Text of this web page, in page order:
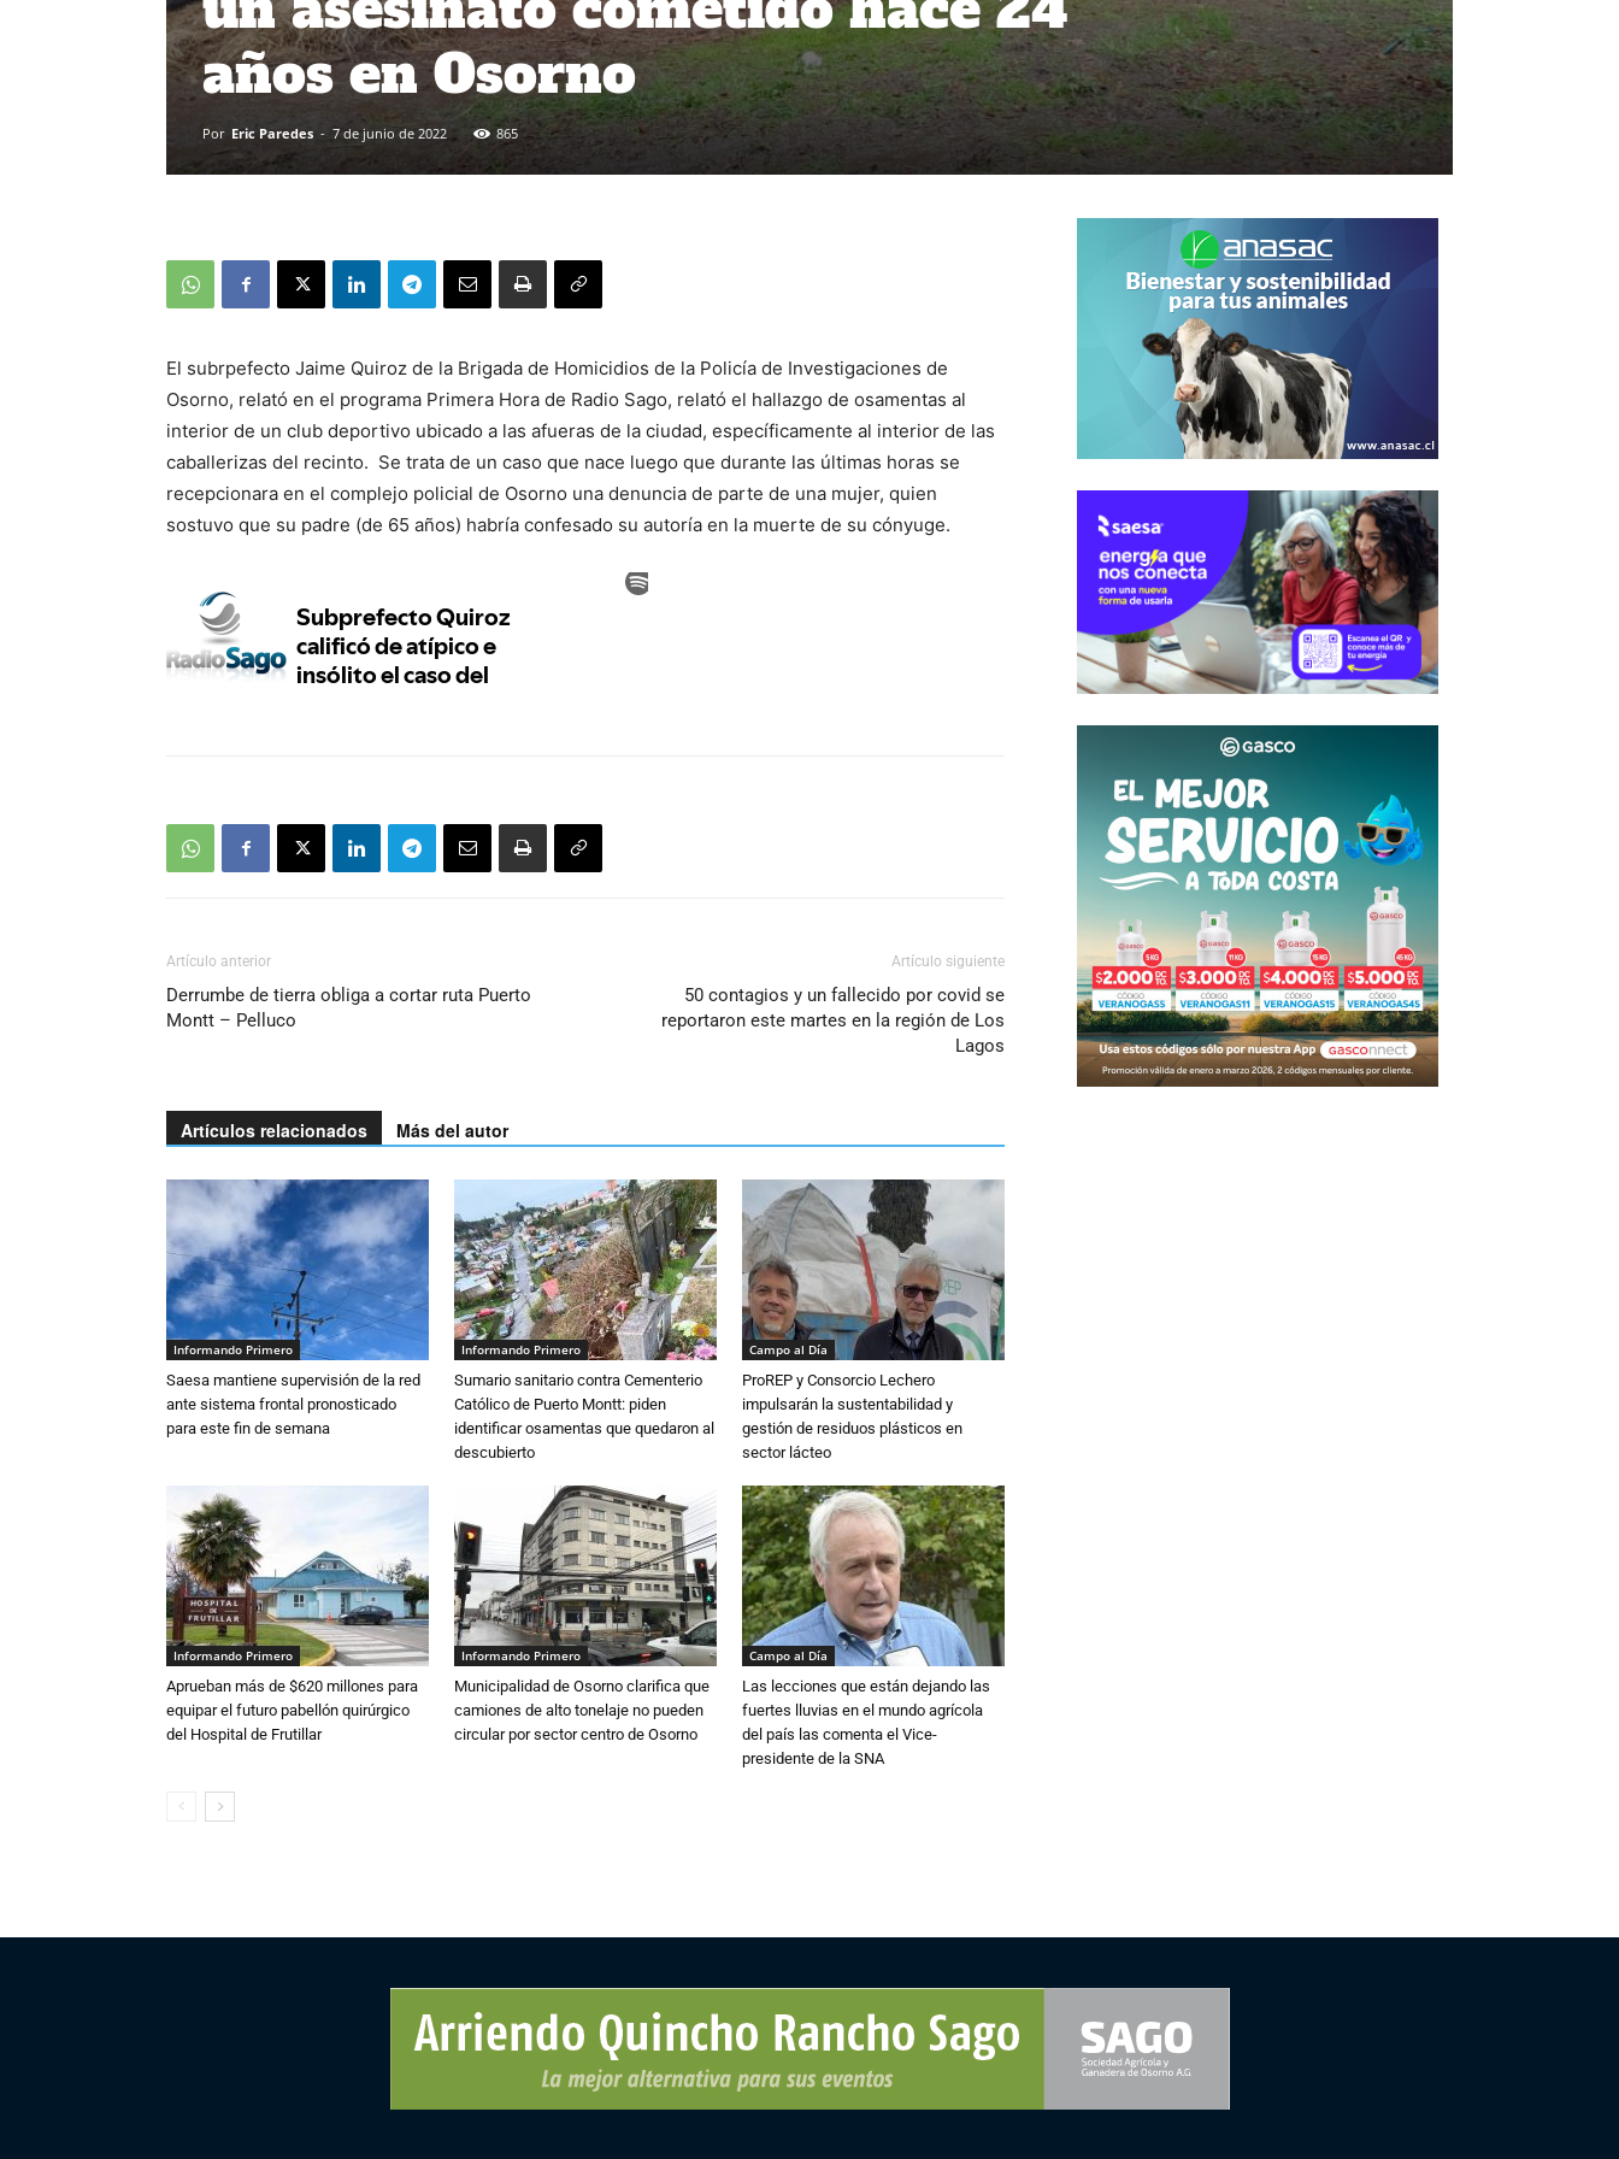
años en Osorno
Por Eric Paredes - 7 de junio de 2022 865
El subrpefecto Jaime Quiroz de la Brigada de Homicidios de la Policía de Investigaciones de
Osorno, relató en el programa Primera Hora de Radio Sago, relató el hallazgo de osamentas al
interior de un club deportivo ubicado a las afueras de la ciudad, específicamente al interior de las
caballerizas del recinto. Se trata de un caso que nace luego que durante las últimas horas se
recepcionara en el complejo policial de Osorno una denuncia de parte de una mujer, quien
sostuvo que su padre (de 65 años) habría confesado su autoría en la muerte de su cónyuge.
Artículo anterior
Derrumbe de tierra obliga a cortar ruta Puerto
Montt – Pelluco
Artículo siguiente
50 contagios y un fallecido por covid se
reportaron este martes en la región de Los
Lagos
Artículos relacionados Más del autor
Informando Primero
Saesa mantiene supervisión de la red
ante sistema frontal pronosticado
para este fin de semana
Informando Primero
Sumario sanitario contra Cementerio
Católico de Puerto Montt: piden
identificar osamentas que quedaron al
descubierto
Campo al Día
ProREP y Consorcio Lechero
impulsarán la sustentabilidad y
gestión de residuos plásticos en
sector lácteo
Informando Primero
Aprueban más de $620 millones para
equipar el futuro pabellón quirúrgico
del Hospital de Frutillar
Informando Primero
Municipalidad de Osorno clarifica que
camiones de alto tonelaje no pueden
circular por sector centro de Osorno
Campo al Día
Las lecciones que están dejando las
fuertes lluvias en el mundo agrícola
del país las comenta el Vice-
presidente de la SNA